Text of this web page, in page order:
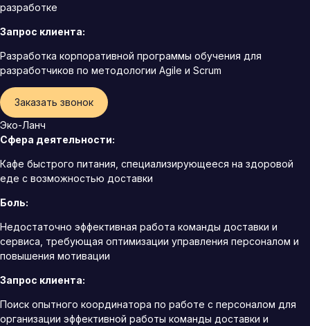
разработке
Запрос клиента:
Разработка корпоративной программы обучения для
разработчиков по методологии Agile и Scrum
Заказать звонок
Эко-Ланч
Сфера деятельности:
Кафе быстрого питания, специализирующееся на здоровой
еде с возможностью доставки
Боль:
Недостаточно эффективная работа команды доставки и
сервиса, требующая оптимизации управления персоналом и
повышения мотивации
Запрос клиента:
Поиск опытного координатора по работе с персоналом для
организации эффективной работы команды доставки и